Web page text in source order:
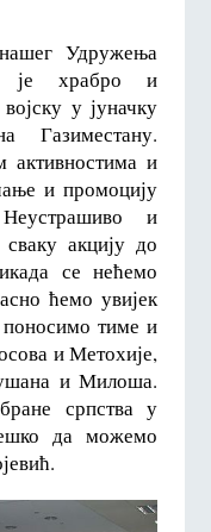
Удружења
је храбро и
у јуначку
Газиместану.
и
и промоцију
и
сваку акцију до
се нећемо
ћемо увијек
тиме и
и Метохије,
и Милоша.
српства у
да можемо